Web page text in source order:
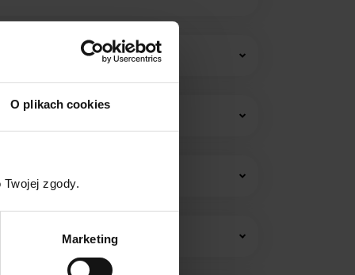
O plikach cookies
zgody.
Marketing
jeszcze dziś.